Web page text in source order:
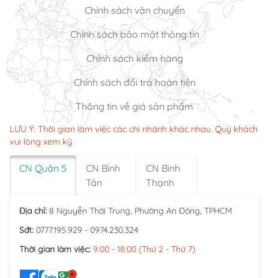
Chính sách vận chuyển
Chính sách bảo mật thông tin
Chính sách kiểm hàng
Chính sách đổi trả hoàn tiền
Thông tin về giá sản phẩm
LƯU Ý: Thời gian làm việc các chi nhánh khác nhau. Quý khách
vui lòng xem kỹ
CN Quận 5
CN Bình
Tân
CN Bình
Thạnh
Địa chỉ: 8 Nguyễn Thời Trung, Phường An Đông, TPHCM
Sđt: 0777.195.929 - 0974.230.324
Thời gian làm việc: 9:00 - 18:00 (Thứ 2 - Thứ 7)